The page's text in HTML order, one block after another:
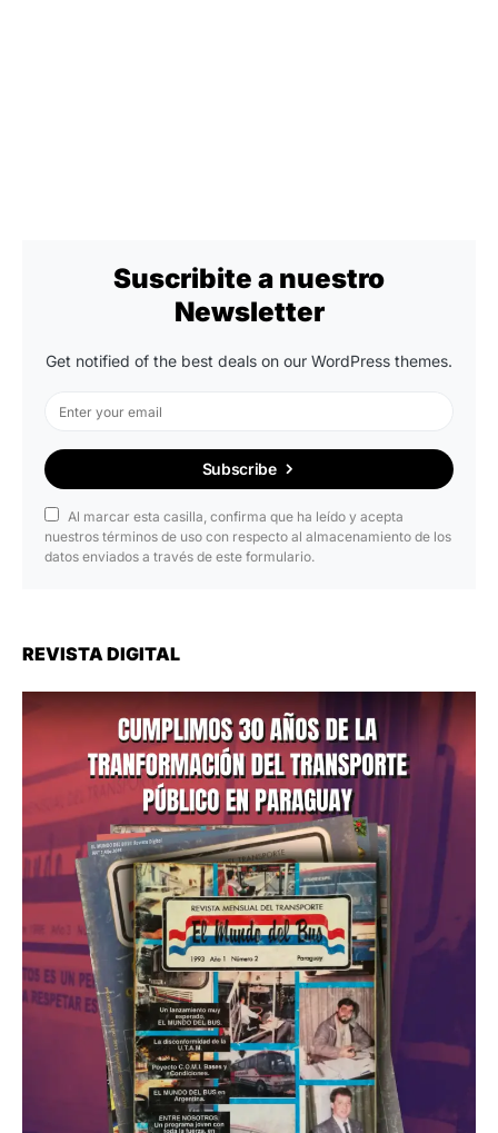
Suscribite a nuestro
Newsletter
Get notified of the best deals on our WordPress themes.
Subscribe
Al marcar esta casilla, confirma que ha leído y acepta
nuestros términos de uso con respecto al almacenamiento de los
datos enviados a través de este formulario.
REVISTA DIGITAL